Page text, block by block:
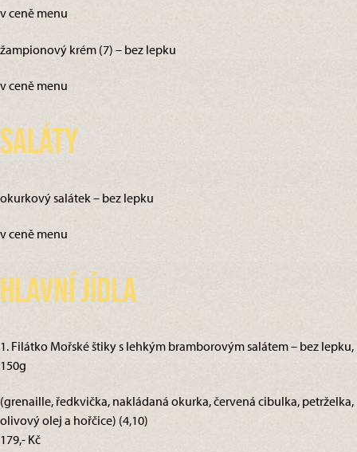
v ceně menu
žampionový krém (7) – bez lepku
v ceně menu
Saláty
okurkový salátek – bez lepku
v ceně menu
Hlavní jídla
1. Filátko Mořské štiky s lehkým bramborovým salátem – bez lepku,
150g
(grenaille, ředkvička, nakládaná okurka, červená cibulka, petrželka,
olivový olej a hořčice) (4,10)
179,- Kč